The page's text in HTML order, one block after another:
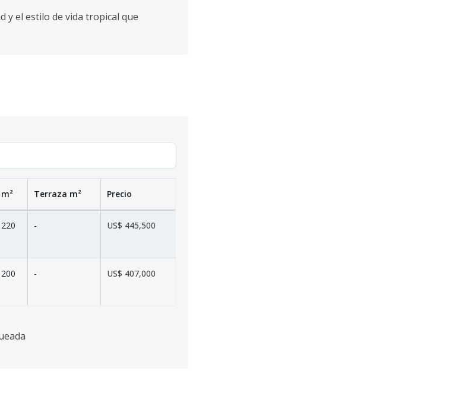
y el estilo de vida tropical que
m² Terraza m² Precio
220 - US$ 445,500
200 - US$ 407,000